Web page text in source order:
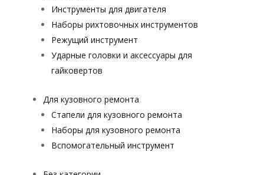
Инструменты для двигателя
Наборы рихтовочных инструментов
Режущий инструмент
Ударные головки и аксессуары для
гайковертов
Для кузовного ремонта
Стапели для кузовного ремонта
Наборы для кузовного ремонта
Вспомогательный инструмент